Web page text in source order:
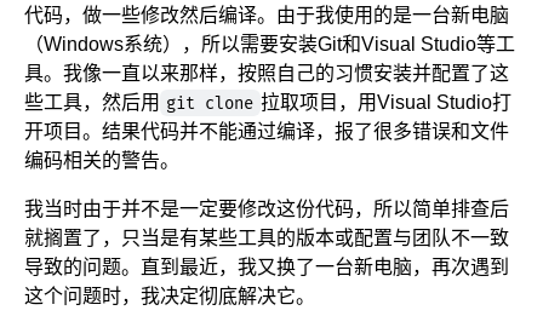
代码，做一些修改然后编译。由于我使用的是一台新电脑
（Windows系统），所以需要安装Git和Visual Studio等工
具。我像一直以来那样，按照自己的习惯安装并配置了这
些工具，然后用 git clone 拉取项目，用Visual Studio打
开项目。结果代码并不能通过编译，报了很多错误和文件
编码相关的警告。
我当时由于并不是一定要修改这份代码，所以简单排查后
就搁置了，只当是有某些工具的版本或配置与团队不一致
导致的问题。直到最近，我又换了一台新电脑，再次遇到
这个问题时，我决定彻底解决它。